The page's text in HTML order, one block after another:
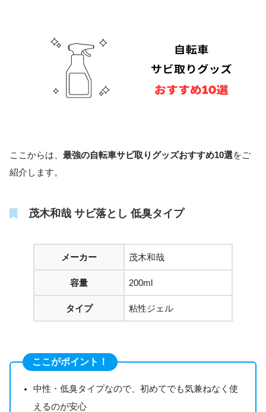
ここからは、 最強の自転車サビ取りグッズおすすめ10選をご
紹介します。
茂木和哉 サビ落とし 低臭タイプ
メーカー 茂木和哉
容量 200ml
タイプ 粘性ジェル
ここがポイント！
中性・低臭タイプなので、初めてでも気兼ねなく使
えるのが安心